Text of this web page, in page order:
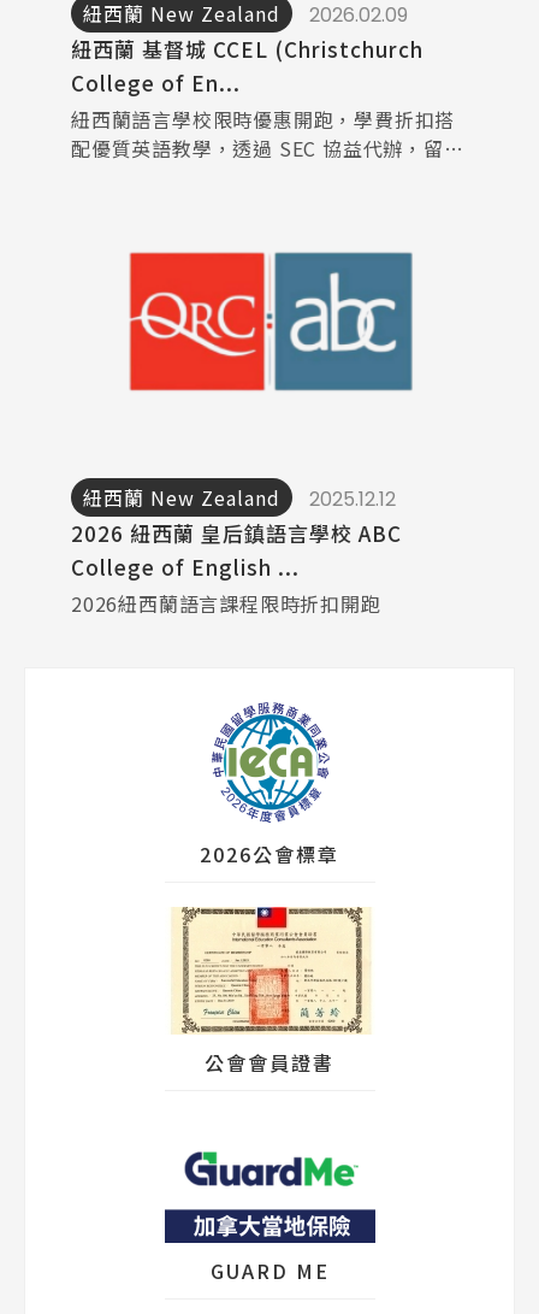
熱門搜尋：
加拿大RO 任意門 遊學團
教育學區
Pathway
Latest News 最新消息
Promotion 最新優惠
紐西蘭 New Zealand 2026.02.09
紐西蘭 基督城 CCEL (Christchurch
College of En...
紐西蘭語言學校限時優惠開跑，學費折扣搭
配優質英語教學，透過 SEC 協益代辦，留學
紐西蘭 New Zealand 2025.12.12
2026 紐西蘭 皇后鎮語言學校 ABC
College of English ...
2026紐西蘭語言課程限時折扣開跑
2026公會標章
公會會員證書
GUARD ME